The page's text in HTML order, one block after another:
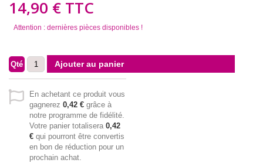
14,90 € TTC
Attention : dernières pièces disponibles !
Qté Ajouter au panier
En achetant ce produit vous
gagnerez 0,42 € grâce à
notre programme de fidélité.
Votre panier totalisera 0,42
€ qui pourront être convertis
en bon de réduction pour un
prochain achat.